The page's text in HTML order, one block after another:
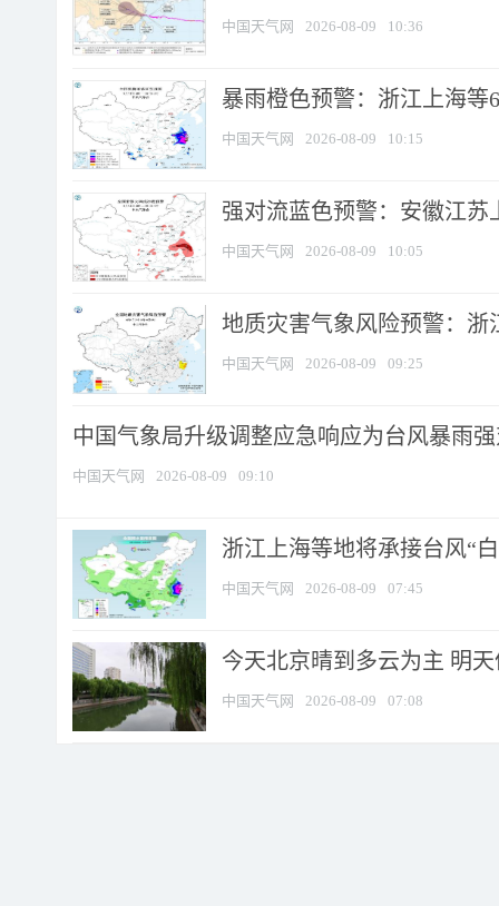
中国天气网 2026-08-09 10:36
暴雨橙色预警：浙江上海等
中国天气网 2026-08-09 10:15
强对流蓝色预警：安徽江苏
中国天气网 2026-08-09 10:05
地质灾害气象风险预警：浙
中国天气网 2026-08-09 09:25
中国气象局升级调整应急响应为台风暴雨
中国天气网 2026-08-09 09:10
浙江上海等地将承接台风“
中国天气网 2026-08-09 07:45
今天北京晴到多云为主 明
中国天气网 2026-08-09 07:08